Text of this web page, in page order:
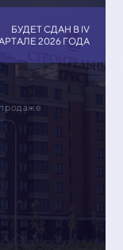
БУДЕТ СДАН В IV
2026 ГОДА